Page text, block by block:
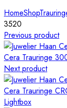
HomeShop
3520
Previous product
Cera Trauringe
Next product
Cera Trauringe
Lightbox